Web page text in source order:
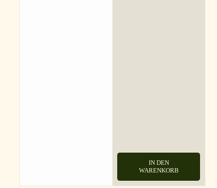
IN DEN
WARENKORB